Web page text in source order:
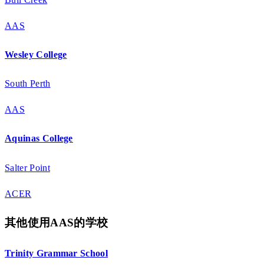
AAS
Wesley College
South Perth
AAS
Aquinas College
Salter Point
ACER
其他使用AAS的学校
Trinity Grammar School